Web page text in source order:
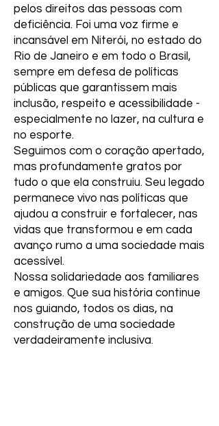
pelos direitos das pessoas com
deficiência. Foi uma voz firme e
incansável em Niterói, no estado do
Rio de Janeiro e em todo o Brasil,
sempre em defesa de políticas
públicas que garantissem mais
inclusão, respeito e acessibilidade -
especialmente no lazer, na cultura e
no esporte.
Seguimos com o coração apertado,
mas profundamente gratos por
tudo o que ela construiu. Seu legado
permanece vivo nas políticas que
ajudou a construir e fortalecer, nas
vidas que transformou e em cada
avanço rumo a uma sociedade mais
acessível.
Nossa solidariedade aos familiares
e amigos. Que sua história continue
nos guiando, todos os dias, na
construção de uma sociedade
verdadeiramente inclusiva.